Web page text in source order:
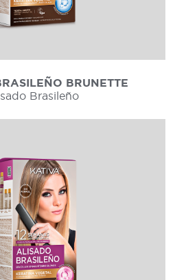
BRUNETTE
Brasileño